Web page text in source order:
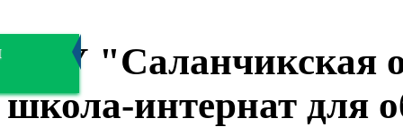
БОУ "Саланчикская
школа-интернат для